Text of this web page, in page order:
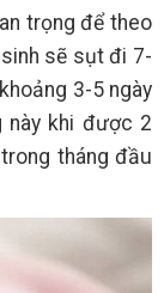
trọng để theo
sẽ sụt đi 7-
3-5 ngày
này khi được 2
tháng đầu